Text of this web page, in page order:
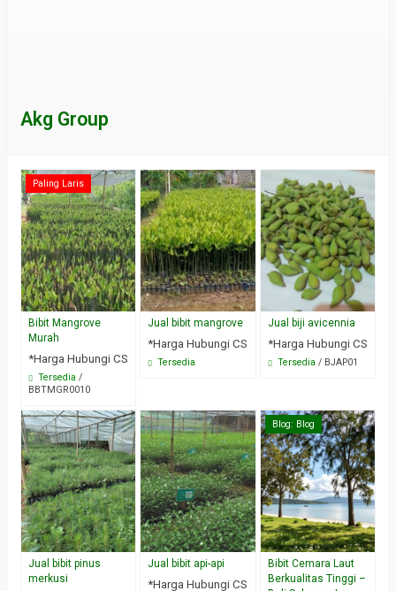
Akg Group
Paling Laris
Bibit Mangrove
Murah
*Harga Hubungi CS
Tersedia /
BBTMGR0010
Jual bibit mangrove
*Harga Hubungi CS
Tersedia
Jual biji avicennia
*Harga Hubungi CS
Tersedia / BJAP01
Jual bibit pinus
merkusi
Jual bibit api-api
*Harga Hubungi CS
Blog: Blog
Bibit Cemara Laut
Berkualitas Tinggi –